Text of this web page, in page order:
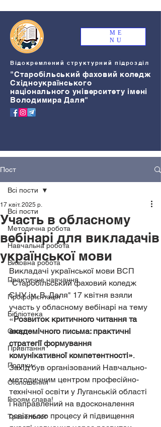
ME
NU
Відокремлений структурний підрозділ
"Старобільський фаховий коледж
Східноукраїнського
національного університету імені
Володимира Даля"
Пост
Всі пости
Методична робота
Навчальна робота
Виховна робота
Практичне навчання
Профорієнтація
Бібліотека
Спорт
Привітання
Подяки
Оголошення
Героям слава!
Тревелблог
Всі пости
Участь в обласному
вебінарі для викладачів
української мови
17 квіт. 2025 р.
Викладачі української мови ВСП
"Старобільський фаховий коледж
СНУ ім. В. Даля" 17 квітня взяли
участь у обласному вебінарі на тему
«Розвиток критичного читання та
академічного письма: практичні
стратегії формування
комунікативної компетентності».
Захід був організований Навчально-
методичним центром професійно-
технічної освіти у Луганській області
і направлений на вдосконалення
освітнього процесу й підвищення